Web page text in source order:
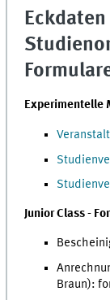
Experimentelle
Junior Class -
Braun):